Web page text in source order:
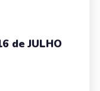
de JULHO